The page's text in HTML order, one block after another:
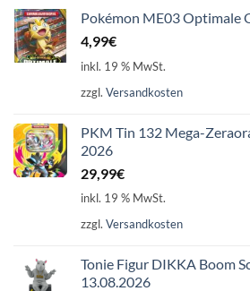
Pokémon ME03 Optimale
4,99€
inkl. 19 % MwSt.
zzgl. Versandkosten
PKM Tin 132 Mega-
2026
29,99€
inkl. 19 % MwSt.
zzgl. Versandkosten
Tonie Figur DIKKA Boom
13.08.2026